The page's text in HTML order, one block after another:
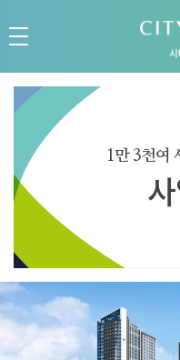
1만 3천여